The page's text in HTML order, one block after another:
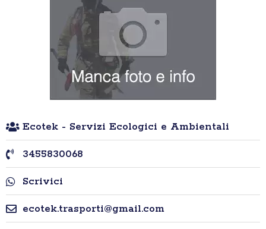
Ecotek - Servizi Ecologici e Ambientali
3455830068
Scrivici
ecotek.trasporti@gmail.com